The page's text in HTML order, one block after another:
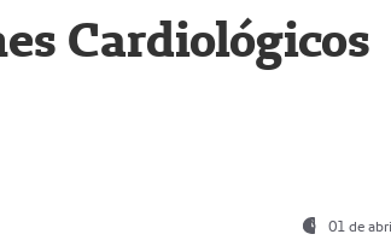
Cardiológicos
01 de